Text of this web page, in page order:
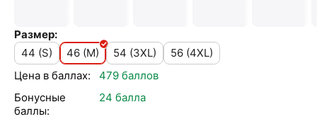
Размер:
44 (S)
46 (M) 54 (3XL)
56 (4XL)
Цена в баллах:
479 баллов
Бонусные
баллы:
24 балла